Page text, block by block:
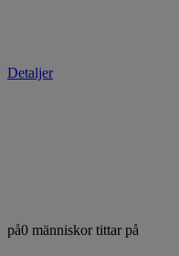
Detaljer
på0 människor tittar på